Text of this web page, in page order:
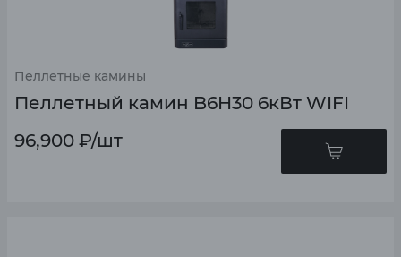
Пеллетные камины
Пеллетный камин B6H30 6кВт WIFI
96,900 ₽/шт